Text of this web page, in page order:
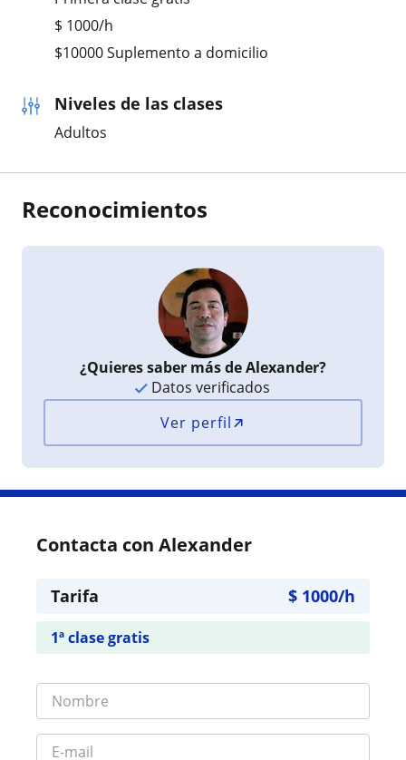
$ 1000/h
$10000 Suplemento a domicilio
Niveles de las clases
Adultos
Reconocimientos
¿Quieres saber más de Alexander?
Datos verificados
Ver perfil
Contacta con Alexander
Tarifa $ 1000/h
1ª clase gratis